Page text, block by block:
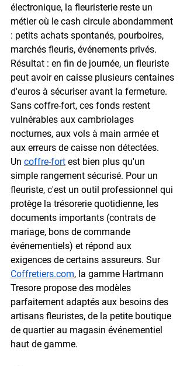
électronique, la fleuristerie reste un
métier où le cash circule abondamment
: petits achats spontanés, pourboires,
marchés fleuris, événements privés.
Résultat : en fin de journée, un fleuriste
peut avoir en caisse plusieurs centaines
d'euros à sécuriser avant la fermeture.
Sans coffre-fort, ces fonds restent
vulnérables aux cambriolages
nocturnes, aux vols à main armée et
aux erreurs de caisse non détectées.
Un coffre-fort est bien plus qu'un
simple rangement sécurisé. Pour un
fleuriste, c'est un outil professionnel qui
protège la trésorerie quotidienne, les
documents importants (contrats de
mariage, bons de commande
événementiels) et répond aux
exigences de certains assureurs. Sur
Coffretiers.com, la gamme Hartmann
Tresore propose des modèles
parfaitement adaptés aux besoins des
artisans fleuristes, de la petite boutique
de quartier au magasin événementiel
haut de gamme.